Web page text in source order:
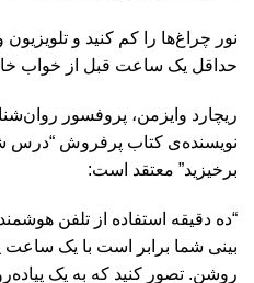
نور چراغ‌ها را کم کنید و
حداقل یک ساعت قبل از خواب
ریچارد وایزمن، پروفسور
نویسنده‌ی کتاب پرفروش “درس
برخیزید” معتقد است:
“ده دقیقه استفاده از تلفن
بینی شما برابر است با یک ساعت
روشن. تصور کنید که به یک